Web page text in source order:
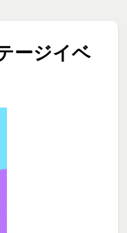
ージイベ